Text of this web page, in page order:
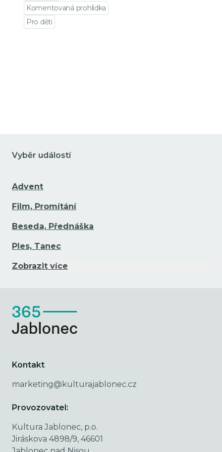
Komentovaná prohlídka
Pro děti
Vyběr událostí
Advent
Film, Promítání
Beseda, Přednáška
Ples, Tanec
Zobrazit více
Kontakt
marketing@kulturajablonec.cz
Provozovatel:
Kultura Jablonec, p.o.
Jiráskova 4898/9, 46601